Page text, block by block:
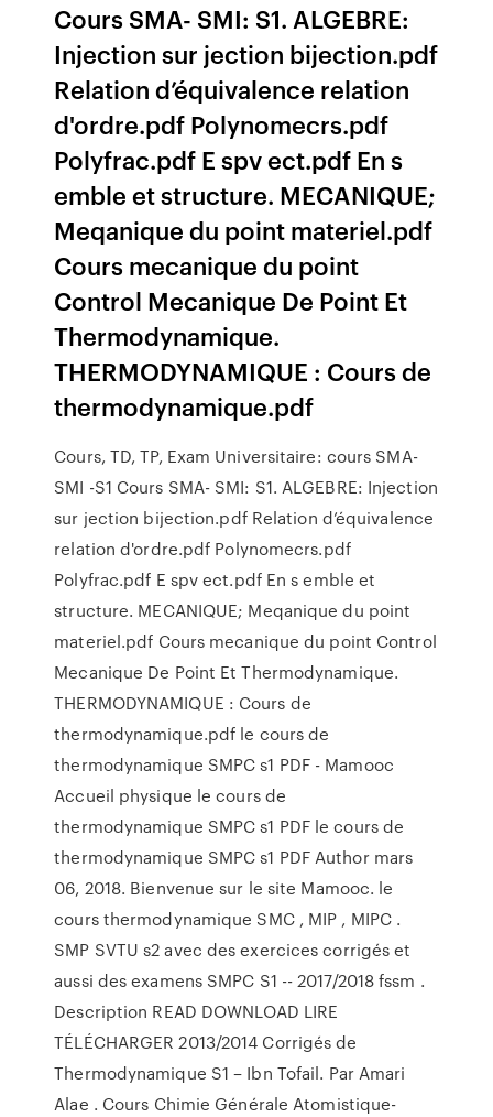
Cours SMA- SMI: S1. ALGEBRE:
Injection sur jection bijection.pdf
Relation d’équivalence relation
d'ordre.pdf Polynomecrs.pdf
Polyfrac.pdf E spv ect.pdf En s
emble et structure. MECANIQUE;
Meqanique du point materiel.pdf
Cours mecanique du point
Control Mecanique De Point Et
Thermodynamique.
THERMODYNAMIQUE : Cours de
thermodynamique.pdf
Cours, TD, TP, Exam Universitaire: cours SMA-
SMI -S1 Cours SMA- SMI: S1. ALGEBRE: Injection
sur jection bijection.pdf Relation d’équivalence
relation d'ordre.pdf Polynomecrs.pdf
Polyfrac.pdf E spv ect.pdf En s emble et
structure. MECANIQUE; Meqanique du point
materiel.pdf Cours mecanique du point Control
Mecanique De Point Et Thermodynamique.
THERMODYNAMIQUE : Cours de
thermodynamique.pdf le cours de
thermodynamique SMPC s1 PDF - Mamooc
Accueil physique le cours de
thermodynamique SMPC s1 PDF le cours de
thermodynamique SMPC s1 PDF Author mars
06, 2018. Bienvenue sur le site Mamooc. le
cours thermodynamique SMC , MIP , MIPC .
SMP SVTU s2 avec des exercices corrigés et
aussi des examens SMPC S1 -- 2017/2018 fssm .
Description READ DOWNLOAD LIRE
TÉLÉCHARGER 2013/2014 Corrigés de
Thermodynamique S1 – Ibn Tofail. Par Amari
Alae . Cours Chimie Générale Atomistique-